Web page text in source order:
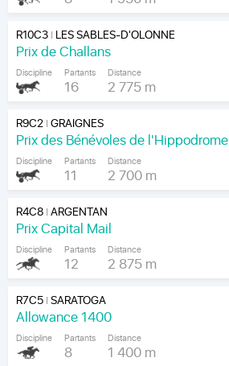
R10C3| LES SABLES-D'OLONNE
Prix de Challans
Discipline Partants
16
Distance
2 775 m
R9C2|GRAIGNES
Prix des Bénévoles de l'Hippodrome
Discipline Partants
11
Distance
2 700 m
R4C8|ARGENTAN
Prix Capital Mail
Discipline Partants
12
Distance
2 875 m
R7C5|SARATOGA
Allowance 1400
Discipline Partants
8
Distance
1 400 m